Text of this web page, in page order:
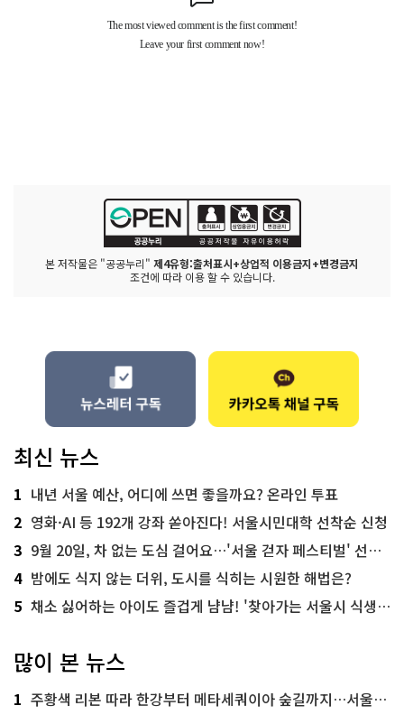
본 저작물은 "공공누리" 제4유형:출처표시+상업적 이용금지+변경금지
조건에 따라 이용 할 수 있습니다.
최신 뉴스
1 내년 서울 예산, 어디에 쓰면 좋을까요? 온라인 투표
2 영화·AI 등 192개 강좌 쏟아진다! 서울시민대학 선착순 신청
3 9월 20일, 차 없는 도심 걸어요…'서울 걷자 페스티벌' 선착순 5천명
4 밤에도 식지 않는 더위, 도시를 식히는 시원한 해법은?
5 채소 싫어하는 아이도 즐겁게 냠냠! '찾아가는 서울시 식생활 교육' 현장
많이 본 뉴스
1 주황색 리본 따라 한강부터 메타세쿼이아 숲길까지…서울둘레길 15코스